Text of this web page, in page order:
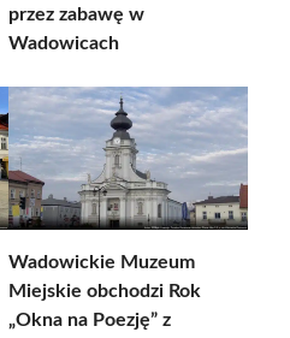
przez zabawę w
Wadowicach
Wadowickie Muzeum
Miejskie obchodzi Rok
„Okna na Poezję” z